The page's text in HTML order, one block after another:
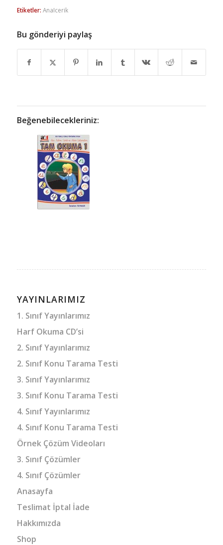
Etiketler: AnaIcerik
Bu gönderiyi paylaş
Beğenebilecekleriniz:
YAYINLARIMIZ
1. Sınıf Yayınlarımız
Harf Okuma CD’si
2. Sınıf Yayınlarımız
2. Sınıf Konu Tarama Testi
3. Sınıf Yayınlarımız
3. Sınıf Konu Tarama Testi
4. Sınıf Yayınlarımız
4. Sınıf Konu Tarama Testi
Örnek Çözüm Videoları
3. Sınıf Çözümler
4. Sınıf Çözümler
Anasayfa
Teslimat İptal İade
Hakkımızda
Shop